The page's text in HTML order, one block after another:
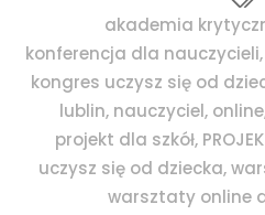
akademia
konferencja dla nauczycieli,
kongres uczysz się od
lublin, nauczyciel, online
projekt dla szkół,
uczysz się od dziecka,
warsztaty online